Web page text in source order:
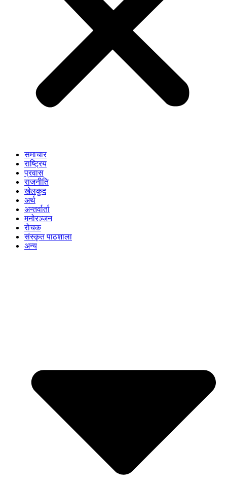
समाचार
राष्ट्रिय
प्रवास
राजनीति
खेलकुद
अर्थ
अन्तर्वार्ता
मनोरञ्जन
रोचक
संस्कृत पाठशाला
अन्य